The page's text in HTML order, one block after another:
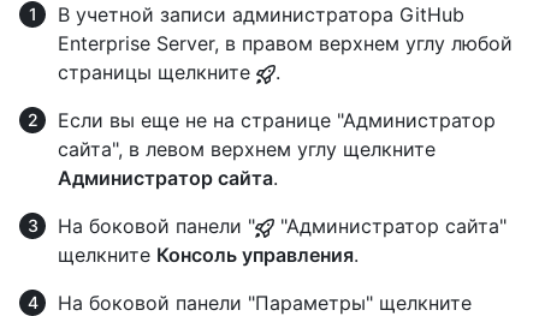
В учетной записи администратора GitHub
Enterprise Server, в правом верхнем углу любой
страницы щелкните
.
Если вы еще не на странице "Администратор
сайта", в левом верхнем углу щелкните
Администратор сайта.
На боковой панели "
"Администратор сайта"
щелкните Консоль управления.
На боковой панели "Параметры" щелкните